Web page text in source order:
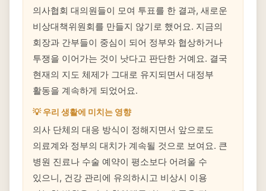
의사협회 대의원들이 모여 투표를 한 결과, 새로운
비상대책위원회를 만들지 않기로 했어요. 지금의
회장과 간부들이 중심이 되어 정부와 협상하거나
투쟁을 이어가는 것이 낫다고 판단한 거예요. 결국
현재의 지도 체제가 그대로 유지되면서 대정부
활동을 계속하게 되었어요.
💡 우리 생활에 미치는 영향
의사 단체의 대응 방식이 정해지면서 앞으로도
의료계와 정부의 대치가 계속될 것으로 보여요. 큰
병원 진료나 수술 예약이 평소보다 어려울 수
있으니, 건강 관리에 유의하시고 비상시 이용